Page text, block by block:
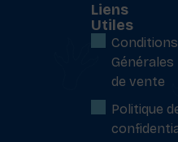
Liens
Utiles
Conditions
Générales
de vente
Politique